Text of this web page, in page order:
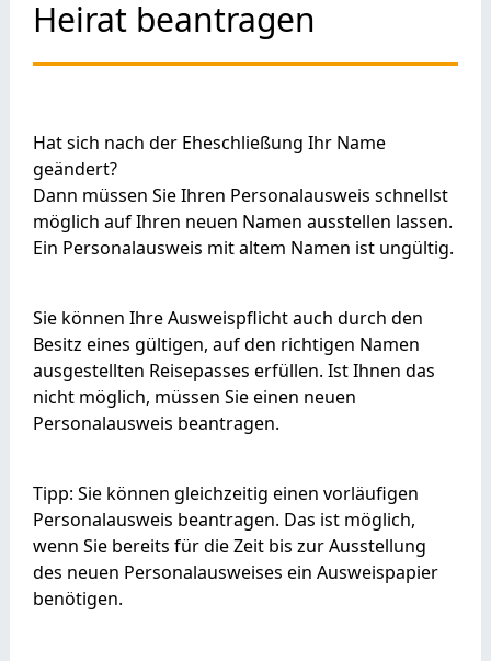
Heirat beantragen
Hat sich nach der Eheschließung Ihr Name
geändert?
Dann müssen Sie Ihren Personalausweis schnellst
möglich auf Ihren neuen Namen ausstellen lassen.
Ein Personalausweis mit altem Namen ist ungültig.
Sie können Ihre Ausweispflicht auch durch den
Besitz eines gültigen, auf den richtigen Namen
ausgestellten Reisepasses erfüllen. Ist Ihnen das
nicht möglich, müssen Sie einen neuen
Personalausweis beantragen.
Tipp: Sie können gleichzeitig einen vorläufigen
Personalausweis beantragen. Das ist möglich,
wenn Sie bereits für die Zeit bis zur Ausstellung
des neuen Personalausweises ein Ausweispapier
benötigen.